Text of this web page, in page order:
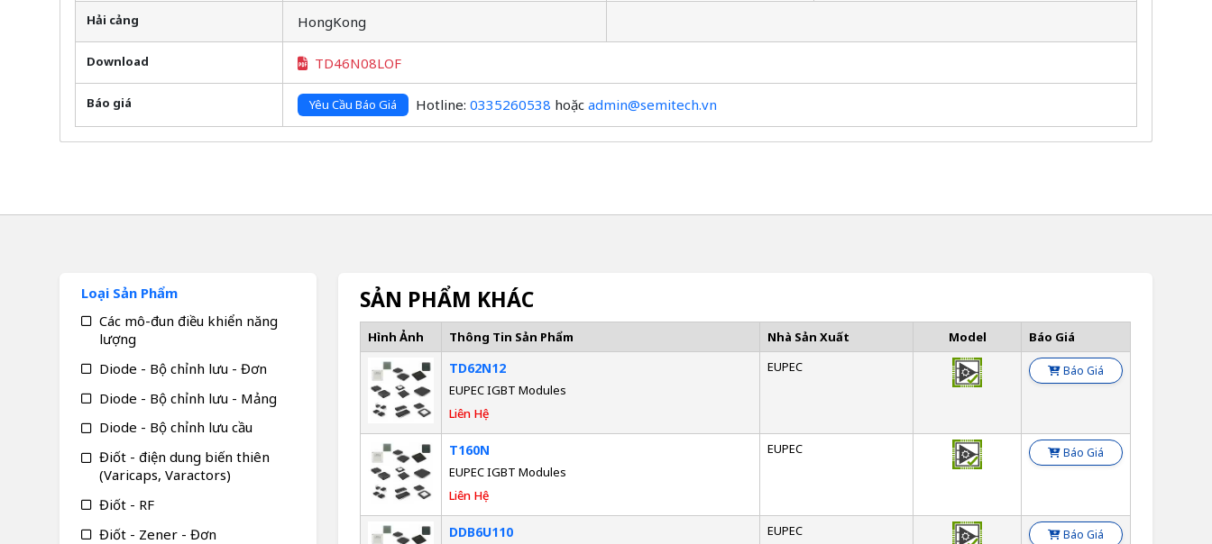
Hải cảng HongKong
Download TD46N08LOF
Báo giá Yêu Cầu Báo Giá Hotline: 0335260538 hoặc admin@semitech.vn
SẢN PHẨM KHÁC
Hình Ảnh Thông Tin Sản Phẩm Nhà Sản Xuất Model Báo Giá
TD62N12
EUPEC IGBT Modules
Liên Hệ
EUPEC Báo Giá
T160N
EUPEC IGBT Modules
Liên Hệ
EUPEC Báo Giá
DDB6U110 EUPEC Báo Giá
Loại Sản Phẩm
Các mô-đun điều khiển năng
lượng
Diode - Bộ chỉnh lưu - Đơn
Diode - Bộ chỉnh lưu - Mảng
Diode - Bộ chỉnh lưu cầu
Điốt - điện dung biến thiên
(Varicaps, Varactors)
Điốt - RF
Điốt - Zener - Đơn